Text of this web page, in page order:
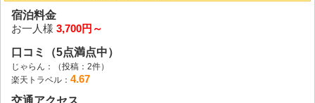
宿泊料金
お一人様 3,700円～
口コミ（5点満点中）
じゃらん：
（投稿：2件）
楽天トラベル： 4.67
交通アクセス